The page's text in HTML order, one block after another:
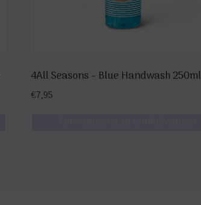
4All Seasons – Blue Handwash 250ml
€7,95